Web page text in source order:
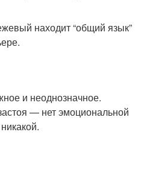
находит “общий язык”
и неоднозначное.
— нет эмоциональной